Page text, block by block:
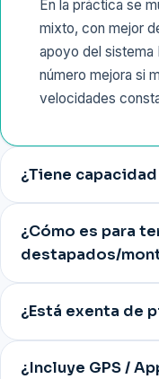
En la práctica se
mixto, con mejor
apoyo del sistema
número mejora si
velocidades
¿Tiene
¿Cómo es para
destapados/
¿Está exenta de
¿Incluye GPS /